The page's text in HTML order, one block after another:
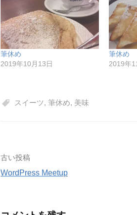
筆休め
2019年10月13日
筆休め
2019年
スイーツ, 筆休め, 美味
投
稿
古い投稿
WordPress Meetup